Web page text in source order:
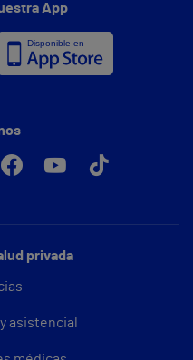
privada
asistencial
App